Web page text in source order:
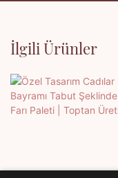
İlgili Ürünler